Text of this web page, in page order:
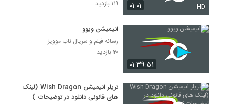
۰۱:۰۱ HD
۱۱۹ بازدید
۰۱:۳۹:۵۱
انیمیشن ویوو
رسانه فیلم و سریال ناب موویز
۲۰ بازدید
تریلر انیمیشن Wish Dragon (لینک
های قانونی دانلود در توضیحات )